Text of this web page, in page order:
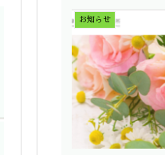
お知らせ